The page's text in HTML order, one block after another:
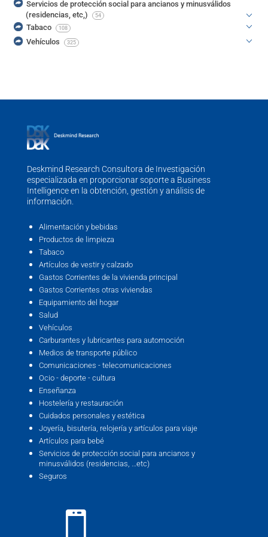
Servicios de protección social para ancianos y minusválidos
(residencias, etc,)
54
Tabaco 108
Vehículos 325
Deskmind Research Consultora de Investigación
especializada en proporcionar soporte a Business
Intelligence en la obtención, gestión y análisis de
información.
Alimentación y bebidas
Productos de limpieza
Tabaco
Artículos de vestir y calzado
Gastos Corrientes de la vivienda principal
Gastos Corrientes otras viviendas
Equipamiento del hogar
Salud
Vehículos
Carburantes y lubricantes para automoción
Medios de transporte público
Comunicaciones - telecomunicaciones
Ocio - deporte - cultura
Enseñanza
Hostelería y restauración
Cuidados personales y estética
Joyería, bisutería, relojería y artículos para viaje
Artículos para bebé
Servicios de protección social para ancianos y
minusválidos (residencias, …etc)
Seguros